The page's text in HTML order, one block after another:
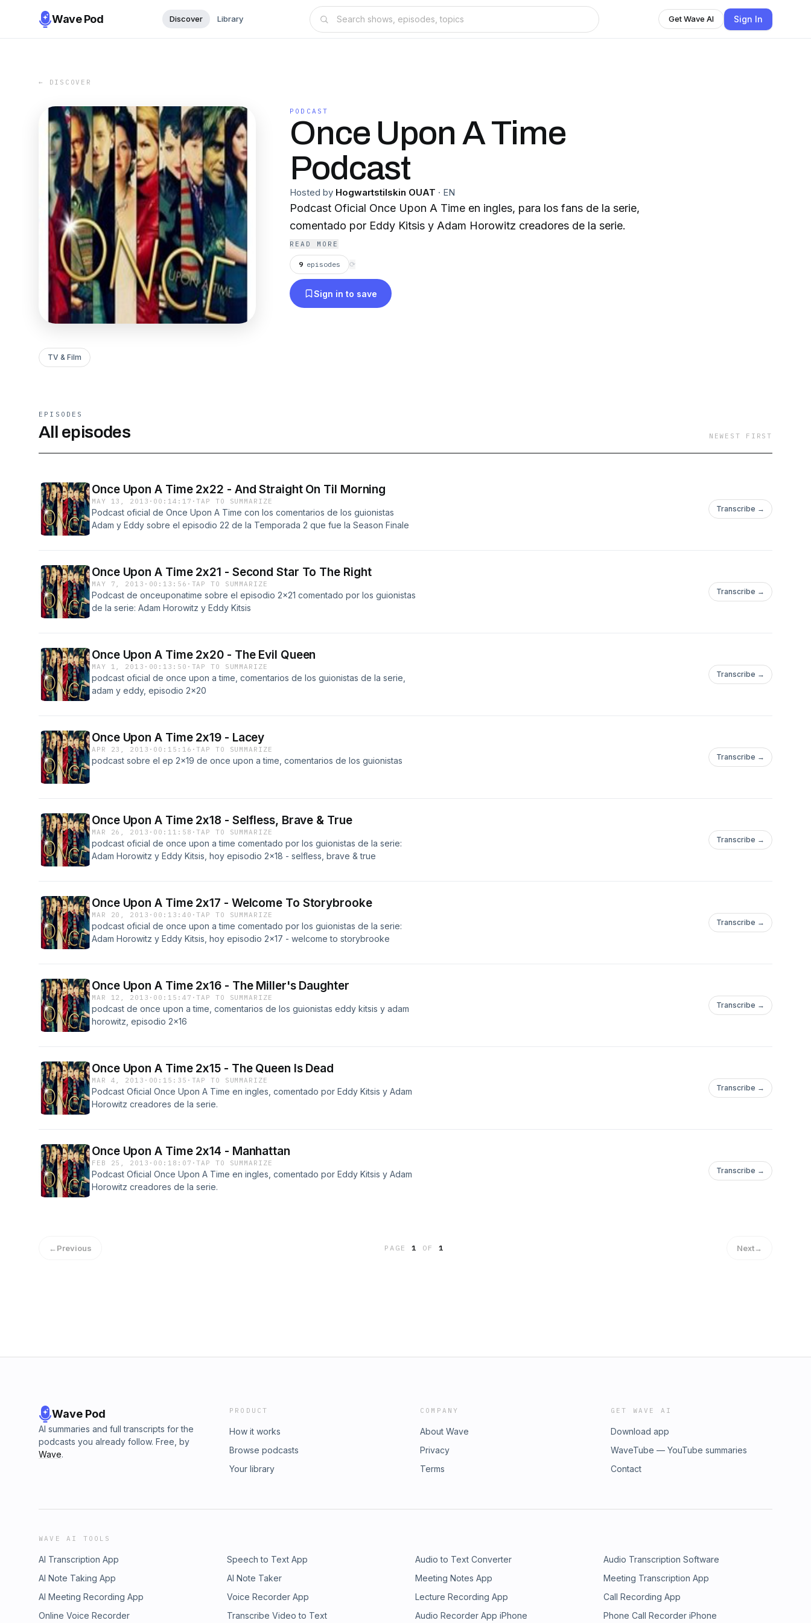
Wave Pod Discover Library Get Wave AI Sign In
← DISCOVER
PODCAST
Once Upon A Time
Podcast
Hosted by Hogwartstilskin OUAT · EN
Podcast Oficial Once Upon A Time en ingles, para los fans de la serie,
comentado por Eddy Kitsis y Adam Horowitz creadores de la serie.
READ MORE
9 episodes ⟳
Sign in to save
TV & Film
EPISODES
All episodes NEWEST FIRST
Once Upon A Time 2x22 - And Straight On Til Morning
MAY 13, 2013 · 00:14:17 ·TAP TO SUMMARIZE
Podcast oficial de Once Upon A Time con los comentarios de los guionistas
Adam y Eddy sobre el episodio 22 de la Temporada 2 que fue la Season Finale
Transcribe →
Once Upon A Time 2x21 - Second Star To The Right
MAY 7, 2013 · 00:13:56 · TAP TO SUMMARIZE
Podcast de onceuponatime sobre el episodio 2x21 comentado por los guionistas
de la serie: Adam Horowitz y Eddy Kitsis
Transcribe →
Once Upon A Time 2x20 - The Evil Queen
MAY 1, 2013 · 00:13:50 · TAP TO SUMMARIZE
podcast oficial de once upon a time, comentarios de los guionistas de la serie,
adam y eddy, episodio 2x20
Transcribe →
Once Upon A Time 2x19 - Lacey
APR 23, 2013 · 00:15:16 ·TAP TO SUMMARIZE
podcast sobre el ep 2x19 de once upon a time, comentarios de los guionistas Transcribe →
Once Upon A Time 2x18 - Selfless, Brave & True
MAR 26, 2013 · 00:11:58 ·TAP TO SUMMARIZE
podcast oficial de once upon a time comentado por los guionistas de la serie:
Adam Horowitz y Eddy Kitsis, hoy episodio 2x18 - selfless, brave & true
Transcribe →
Once Upon A Time 2x17 - Welcome To Storybrooke
MAR 20, 2013 · 00:13:40 ·TAP TO SUMMARIZE
podcast oficial de once upon a time comentado por los guionistas de la serie:
Adam Horowitz y Eddy Kitsis, hoy episodio 2x17 - welcome to storybrooke
Transcribe →
Once Upon A Time 2x16 - The Miller's Daughter
MAR 12, 2013 · 00:15:47 ·TAP TO SUMMARIZE
podcast de once upon a time, comentarios de los guionistas eddy kitsis y adam
horowitz, episodio 2x16
Transcribe →
Once Upon A Time 2x15 - The Queen Is Dead
MAR 4, 2013 · 00:15:35 · TAP TO SUMMARIZE
Podcast Oficial Once Upon A Time en ingles, comentado por Eddy Kitsis y Adam
Horowitz creadores de la serie.
Transcribe →
Once Upon A Time 2x14 - Manhattan
FEB 25, 2013 · 00:18:07 ·TAP TO SUMMARIZE
Podcast Oficial Once Upon A Time en ingles, comentado por Eddy Kitsis y Adam
Horowitz creadores de la serie.
Transcribe →
←Previous PAGE1 OF 1 Next→
Wave Pod
AI summaries and full transcripts for the
podcasts you already follow. Free, by
Wave.
PRODUCT
How it works
Browse podcasts
Your library
COMPANY
About Wave
Privacy
Terms
GET WAVE AI
Download app
WaveTube — YouTube summaries
Contact
WAVE AI TOOLS
AI Transcription App Speech to Text App Audio to Text Converter
Audio Transcription Software
AI Note Taking App
AI Note Taker Meeting Notes App
Meeting Transcription App
AI Meeting Recording App
Voice Recorder App Lecture Recording App
Call Recording App
Online Voice Recorder
Transcribe Video to Text Audio Recorder App iPhone Phone Call Recorder iPhone